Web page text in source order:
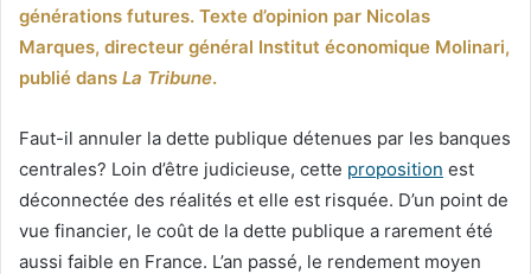
générations futures. Texte d’opinion par Nicolas
Marques, directeur général Institut économique Molinari,
publié dans La Tribune.
Faut-il annuler la dette publique détenues par les banques
centrales? Loin d’être judicieuse, cette proposition est
déconnectée des réalités et elle est risquée. D’un point de
vue financier, le coût de la dette publique a rarement été
aussi faible en France. L’an passé, le rendement moyen